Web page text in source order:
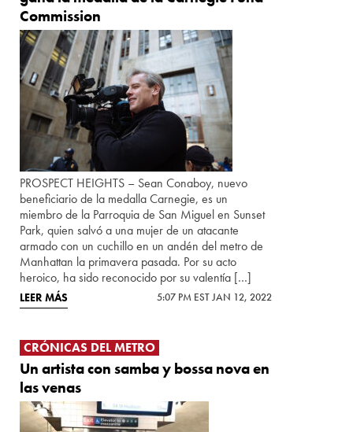
Commission
PROSPECT HEIGHTS – Sean Conaboy, nuevo
beneficiario de la medalla Carnegie, es un
miembro de la Parroquia de San Miguel en Sunset
Park, quien salvó a una mujer de un atacante
armado con un cuchillo en un andén del metro de
Manhattan la primavera pasada. Por su acto
heroico, ha sido reconocido por su valentía […]
LEER MÁS 5:07 PM EST JAN 12, 2022
CRÓNICAS DEL METRO
Un artista con samba y bossa nova en
las venas